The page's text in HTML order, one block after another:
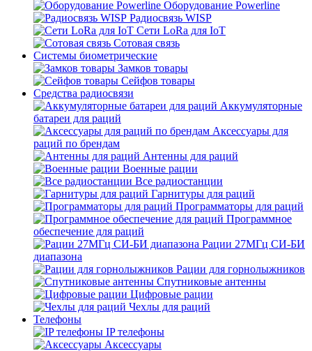
Оборудование Powerline
Радиосвязь WISP
Сети LoRa для IoT
Сотовая связь
Системы биометрические
Замков товары
Сейфов товары
Средства радиосвязи
Аккумуляторные
батареи для раций
Аксессуары для
раций по брендам
Антенны для раций
Военные рации
Все радиостанции
Гарнитуры для раций
Программаторы для раций
Программное
обеспечение для раций
Рации 27МГц СИ-БИ
диапазона
Рации для горнолыжников
Спутниковые антенны
Цифровые рации
Чехлы для раций
Телефоны
IP телефоны
Аксессуары